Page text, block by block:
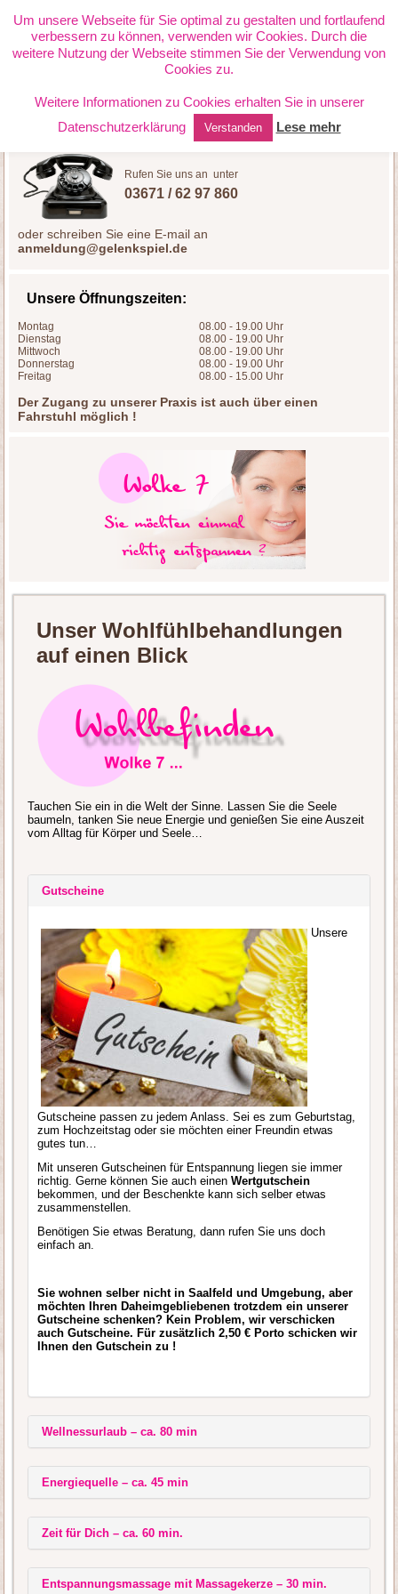
PHYSIOTHERAPIE JANETTE
RICHTER
Rufen Sie uns an unter
03671 / 62 97 860
oder schreiben Sie eine E-mail an
anmeldung@gelenkspiel.de
Unsere Öffnungszeiten:
Montag
08.00 - 19.00 Uhr
Dienstag
08.00 - 19.00 Uhr
Mittwoch
08.00 - 19.00 Uhr
Donnerstag
08.00 - 19.00 Uhr
Freitag
08.00 - 15.00 Uhr
Der Zugang zu unserer Praxis ist auch über einen
Fahrstuhl möglich !
Unser Wohlfühlbehandlungen
auf einen Blick
Tauchen Sie ein in die Welt der Sinne. Lassen Sie die Seele
baumeln, tanken Sie neue Energie und genießen Sie eine Auszeit
vom Alltag für Körper und Seele…
Gutscheine
Unsere
Gutscheine passen zu jedem Anlass. Sei es zum Geburtstag,
zum Hochzeitstag oder sie möchten einer Freundin etwas
gutes tun…
Mit unseren Gutscheinen für Entspannung liegen sie immer
richtig. Gerne können Sie auch einenWertgutschein
bekommen, und der Beschenkte kann sich selber etwas
zusammenstellen.
Benötigen Sie etwas Beratung, dann rufen Sie uns doch
einfach an.
Sie wohnen selber nicht in Saalfeld und Umgebung, aber
möchten Ihren Daheimgebliebenen trotzdem ein unserer
Gutscheine schenken? Kein Problem, wir verschicken
auch Gutscheine. Für zusätzlich 2,50 € Porto schicken wir
Ihnen den Gutschein zu !
Wellnessurlaub – ca. 80 min
Energiequelle – ca. 45 min
Zeit für Dich – ca. 60 min.
Entspannungsmassage mit Massagekerze – 30 min.
Um unsere Webseite für Sie optimal zu gestalten und fortlaufend
verbessern zu können, verwenden wir Cookies. Durch die
weitere Nutzung der Webseite stimmen Sie der Verwendung von
Cookies zu.
Weitere Informationen zu Cookies erhalten Sie in unserer
Datenschutzerklärung
Verstanden Lese mehr